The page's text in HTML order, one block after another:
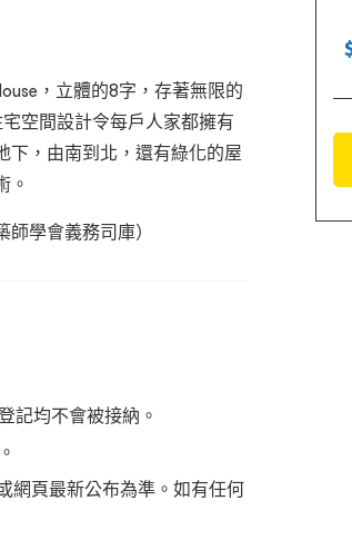
，立體的8字，存著無限的
空間設計令每戶人家都擁有
下，由南到北，還有綠化的屋
。
學會義務司庫）
記均不會被接納。
網頁最新公布為準。如有任何